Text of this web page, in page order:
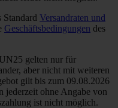
Standard Versandraten und
Geschäftsbedingungen des
gelten nur für
aber nicht mit weiteren
gilt bis zum 09.08.2026
jederzeit ohne Angabe von
ist nicht möglich.